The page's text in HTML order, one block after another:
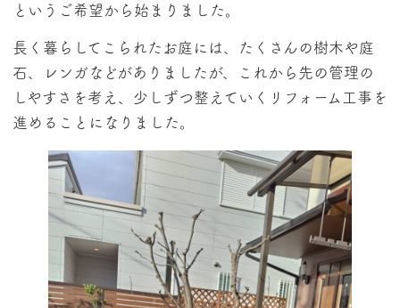
というご希望から始まりました。
長く暮らしてこられたお庭には、たくさんの樹木や庭
石、レンガなどがありましたが、これから先の管理の
しやすさを考え、少しずつ整えていくリフォーム工事を
進めることになりました。